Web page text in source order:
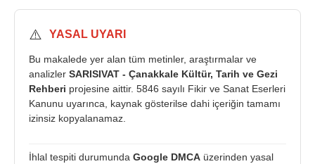
⚠️ YASAL UYARI
Bu makalede yer alan tüm metinler, araştırmalar ve
analizler SARISIVAT - Çanakkale Kültür, Tarih ve Gezi
Rehberi projesine aittir. 5846 sayılı Fikir ve Sanat Eserleri
Kanunu uyarınca, kaynak gösterilse dahi içeriğin tamamı
izinsiz kopyalanamaz.
İhlal tespiti durumunda Google DMCA üzerinden yasal